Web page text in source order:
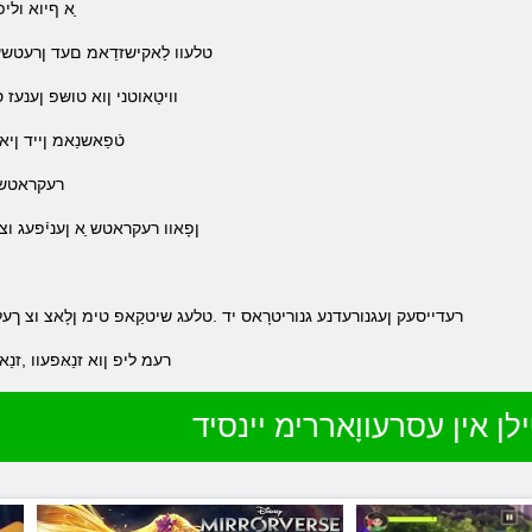
ַא ףיוא
.טלעוו לַאקישזדַאמ םעד
.וויטַאוטני ןוא טושּפ
.טֿפַאשנַאמ ןייד
.ןפָאוו רעקראטש ַא ןעניֿפעג
.רעדייסעק ןעגנורעדנע גנוריטרָאס יד .טלעג שיטקַאפ טימ ןלָאצ וצ
.רעמ ליפ ןוא זנַאּפעוו
אין עסרעווָאררימ יינסיד